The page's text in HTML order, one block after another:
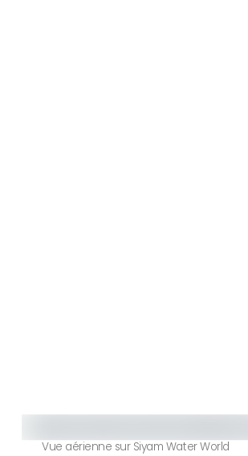
Vue aérienne sur Siyam Water World